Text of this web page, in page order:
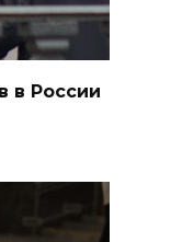
в России